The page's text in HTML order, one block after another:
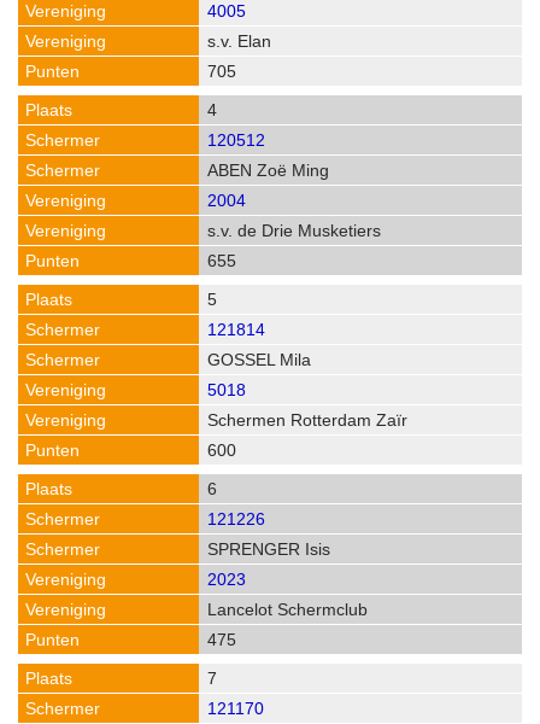
4005
s.v. Elan
705
4
120512
ABEN Zoë Ming
2004
s.v. de Drie Musketiers
655
5
121814
GOSSEL Mila
5018
Schermen Rotterdam Zaïr
600
6
121226
SPRENGER Isis
2023
Lancelot Schermclub
475
7
121170